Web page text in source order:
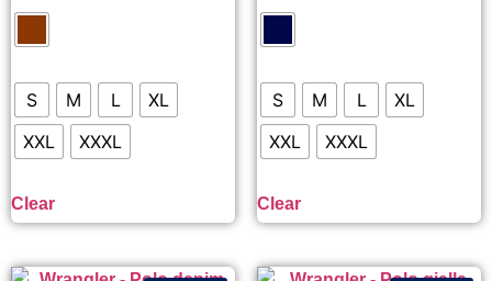
S M L
XL
XXL
XXXL
Clear
S M L
XL
XXL
XXXL
Clear